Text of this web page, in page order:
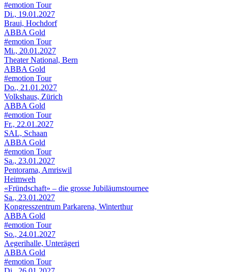
#emotion Tour
Di., 19.01.2027
Braui, Hochdorf
ABBA Gold
#emotion Tour
Mi., 20.01.2027
Theater National, Bern
ABBA Gold
#emotion Tour
Do., 21.01.2027
Volkshaus, Zürich
ABBA Gold
#emotion Tour
Fr., 22.01.2027
SAL, Schaan
ABBA Gold
#emotion Tour
Sa., 23.01.2027
Pentorama, Amriswil
Heimweh
«Fründschaft» – die grosse Jubiläumstournee
Sa., 23.01.2027
Kongresszentrum Parkarena, Winterthur
ABBA Gold
#emotion Tour
So., 24.01.2027
Aegerihalle, Unterägeri
ABBA Gold
#emotion Tour